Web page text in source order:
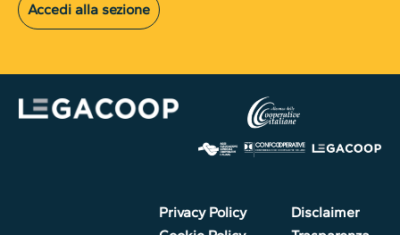
Accedi alla sezione
Privacy Policy
Disclaimer